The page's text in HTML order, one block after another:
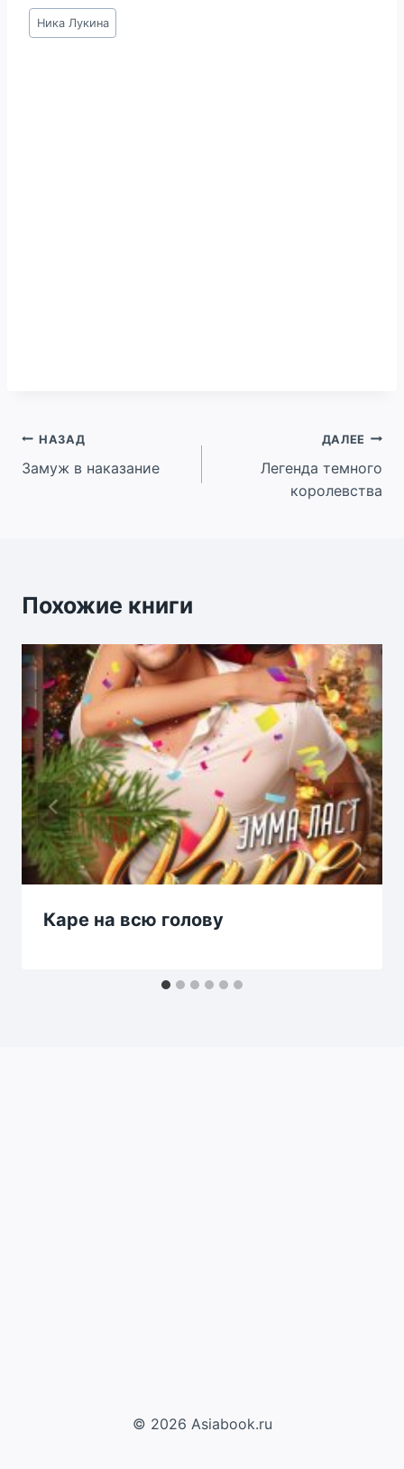
Метки
записи:
Ника Лукина
Навигация
по
НАЗАД
Замуж в наказание
ДАЛЕЕ
Легенда темного
королевства
Похожие книги
Каре на всю голову
© 2026 Asiabook.ru